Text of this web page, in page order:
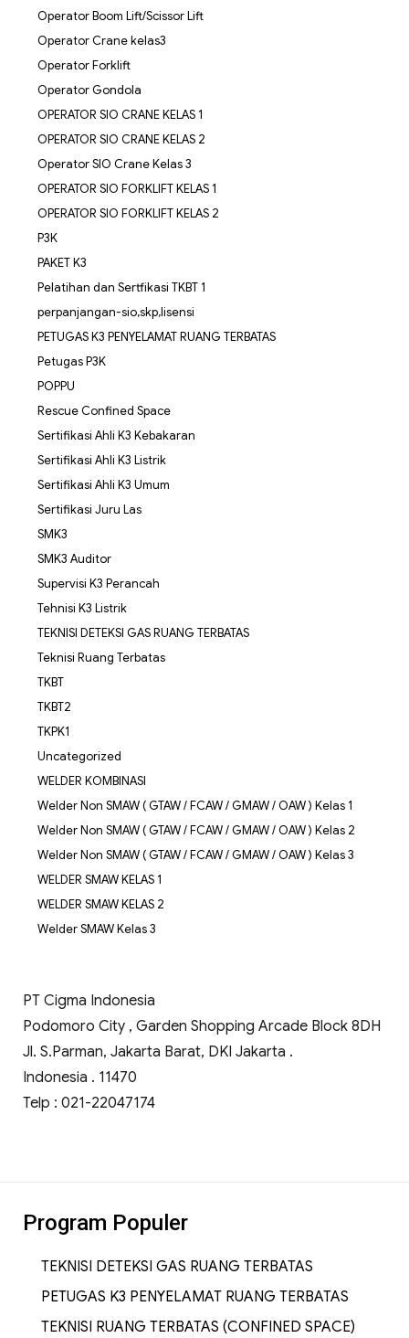
Operator Boom Lift/Scissor Lift
Operator Crane kelas3
Operator Forklift
Operator Gondola
OPERATOR SIO CRANE KELAS 1
OPERATOR SIO CRANE KELAS 2
Operator SIO Crane Kelas 3
OPERATOR SIO FORKLIFT KELAS 1
OPERATOR SIO FORKLIFT KELAS 2
P3K
PAKET K3
Pelatihan dan Sertfikasi TKBT 1
perpanjangan-sio,skp,lisensi
PETUGAS K3 PENYELAMAT RUANG TERBATAS
Petugas P3K
POPPU
Rescue Confined Space
Sertifikasi Ahli K3 Kebakaran
Sertifikasi Ahli K3 Listrik
Sertifikasi Ahli K3 Umum
Sertifikasi Juru Las
SMK3
SMK3 Auditor
Supervisi K3 Perancah
Tehnisi K3 Listrik
TEKNISI DETEKSI GAS RUANG TERBATAS
Teknisi Ruang Terbatas
TKBT
TKBT2
TKPK1
Uncategorized
WELDER KOMBINASI
Welder Non SMAW ( GTAW / FCAW / GMAW / OAW ) Kelas 1
Welder Non SMAW ( GTAW / FCAW / GMAW / OAW ) Kelas 2
Welder Non SMAW ( GTAW / FCAW / GMAW / OAW ) Kelas 3
WELDER SMAW KELAS 1
WELDER SMAW KELAS 2
Welder SMAW Kelas 3
PT Cigma Indonesia
Podomoro City , Garden Shopping Arcade Block 8DH
Jl. S.Parman, Jakarta Barat, DKI Jakarta .
Indonesia . 11470
Telp : 021-22047174
Program Populer
TEKNISI DETEKSI GAS RUANG TERBATAS
PETUGAS K3 PENYELAMAT RUANG TERBATAS
TEKNISI RUANG TERBATAS (CONFINED SPACE)